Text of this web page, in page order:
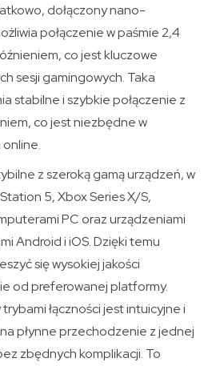
dołączony nano-
połączenie w paśmie 2,4
co jest kluczowe
sesji gamingowych. Taka
stabilne i szybkie połączenie z
co jest niezbędne w
z szeroką gamą urządzeń, w
5, Xbox Series X/S,
PC oraz urządzeniami
Android i iOS. Dzięki temu
się wysokiej jakości
od preferowanej platformy.
łączności jest intuicyjne i
płynne przechodzenie z jednej
zbędnych komplikacji. To